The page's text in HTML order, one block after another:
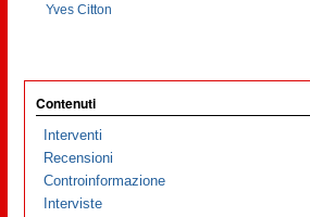
Yves Citton
Contenuti
Interventi
Recensioni
Controinformazione
Interviste